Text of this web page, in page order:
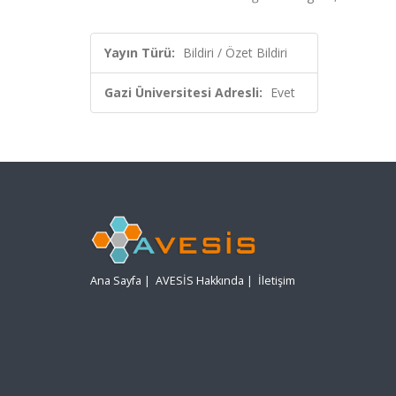
Yayın Türü: Bildiri / Özet Bildiri
Gazi Üniversitesi Adresli: Evet
Ana Sayfa | AVESİS Hakkında | İletişim